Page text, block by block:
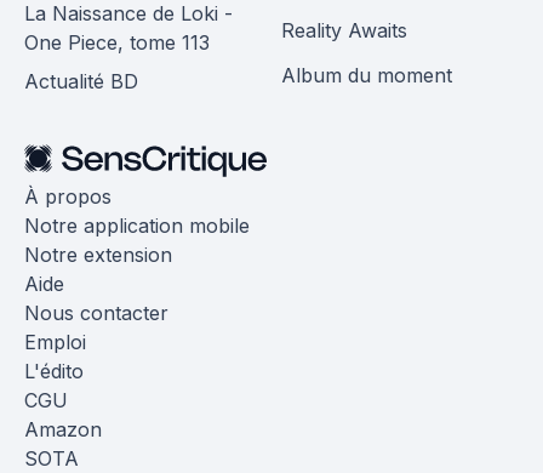
La Naissance de Loki -
One Piece, tome 113
Actualité BD
Reality Awaits
Album du moment
À propos
Notre application mobile
Notre extension
Aide
Nous contacter
Emploi
L'édito
CGU
Amazon
SOTA